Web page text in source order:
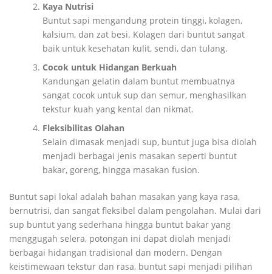
Kaya Nutrisi
Buntut sapi mengandung protein tinggi, kolagen,
kalsium, dan zat besi. Kolagen dari buntut sangat
baik untuk kesehatan kulit, sendi, dan tulang.
Cocok untuk Hidangan Berkuah
Kandungan gelatin dalam buntut membuatnya
sangat cocok untuk sup dan semur, menghasilkan
tekstur kuah yang kental dan nikmat.
Fleksibilitas Olahan
Selain dimasak menjadi sup, buntut juga bisa diolah
menjadi berbagai jenis masakan seperti buntut
bakar, goreng, hingga masakan fusion.
Buntut sapi lokal adalah bahan masakan yang kaya rasa,
bernutrisi, dan sangat fleksibel dalam pengolahan. Mulai dari
sup buntut yang sederhana hingga buntut bakar yang
menggugah selera, potongan ini dapat diolah menjadi
berbagai hidangan tradisional dan modern. Dengan
keistimewaan tekstur dan rasa, buntut sapi menjadi pilihan